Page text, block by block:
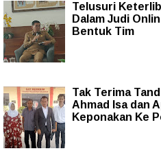
Telusuri
Dalam Judi
Bentuk Tim
Tak Terima
Ahmad Isa dan
Keponakan Ke